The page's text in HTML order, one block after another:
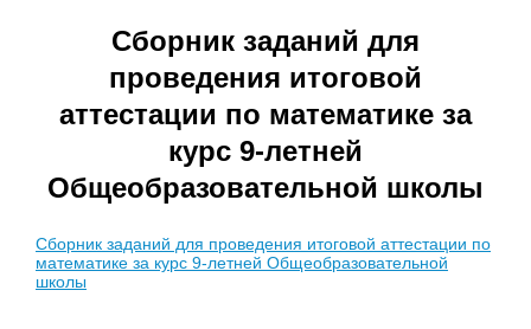
Сборник заданий для
проведения итоговой
аттестации по математике за
курс 9-летней
Общеобразовательной школы
Сборник заданий для проведения итоговой аттестации по
математике за курс 9-летней Общеобразовательной
школы